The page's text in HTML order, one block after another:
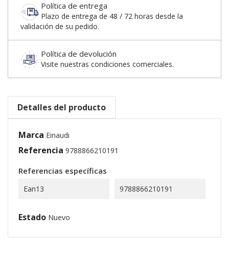
Política de entrega
Plazo de entrega de 48 / 72 horas desde la
validación de su pedido.
Política de devolución
Visite nuestras condiciones comerciales.
Detalles del producto
Marca Einaudi
Referencia 9788866210191
Referencias específicas
Ean13 9788866210191
Estado Nuevo